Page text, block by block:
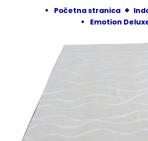
Početna stranica
Emotion